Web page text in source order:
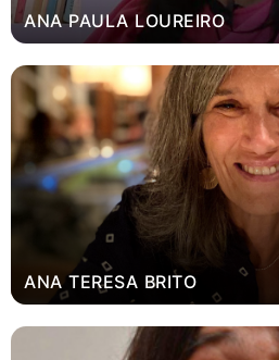
ANA PAULA LOUREIRO
ANA TERESA BRITO